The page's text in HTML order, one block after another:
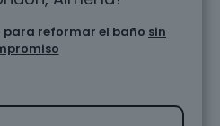
para reformar el baño sin